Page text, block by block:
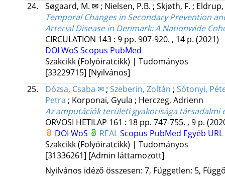
24.
Søgaard, M. ✉; Nielsen, P.B. ; Skjøth, F. ;
Temporal Changes in Secondary Prevention
Arterial Disease in Denmark: A Nationwide
CIRCULATION 143: 9 pp. 907-920. , 14 p. (2021)
DOI WoS Scopus PubMed
Szakcikk (Folyóiratcikk) | Tudományos
[33229715] [Nyilvános]
25.
Dózsa, Csaba ✉; Szeberin, Zoltán ; Sótonyi,
Petra ; Korponai, Gyula ; Herczeg, Adrienn
Az amputációk területi gyakorisága társadalmi
ORVOSI HETILAP 161 : 18 pp. 747-755. , 9 p.
DOI WoS REALScopus PubMed Egyéb URL
Szakcikk (Folyóiratcikk) | Tudományos
[31336261] [Admin láttamozott]
Nyilvános idéző összesen: 7, Független: 5,